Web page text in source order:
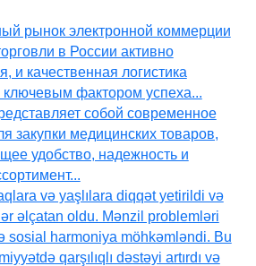
рынок электронной коммерции
в России активно
и качественная логистика
ключевым фактором успеха...
собой современное
закупки медицинских товаров,
удобство, надежность и
və yaşlılara diqqət yetirildi və
əlçatan oldu. Mənzil problemləri
sosial harmoniya möhkəmləndi. Bu
qarşılıqlı dəstəyi artırdı və